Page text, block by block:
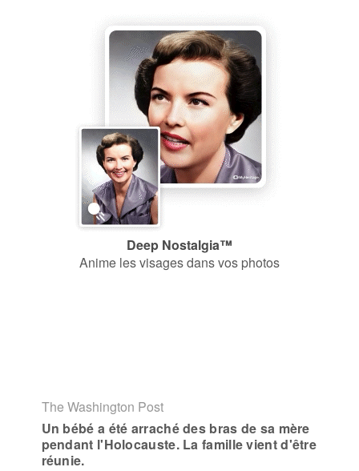
Deep Nostalgia™
Anime les visages dans vos photos
The Washington Post
Un bébé a été arraché des bras de sa mère
pendant l'Holocauste. La famille vient d'être
réunie.